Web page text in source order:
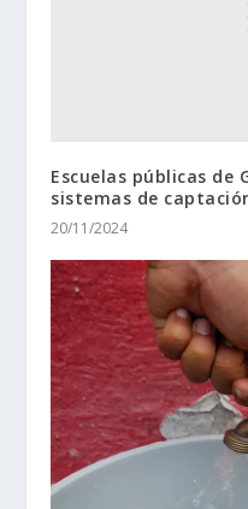
Escuelas públicas de
sistemas de
20/11/2024